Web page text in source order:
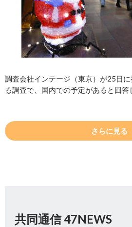
調査会社インテージ（東京）が25日
る調査で、国内での予定があると回
さらに見る
共同通信 47NEWS